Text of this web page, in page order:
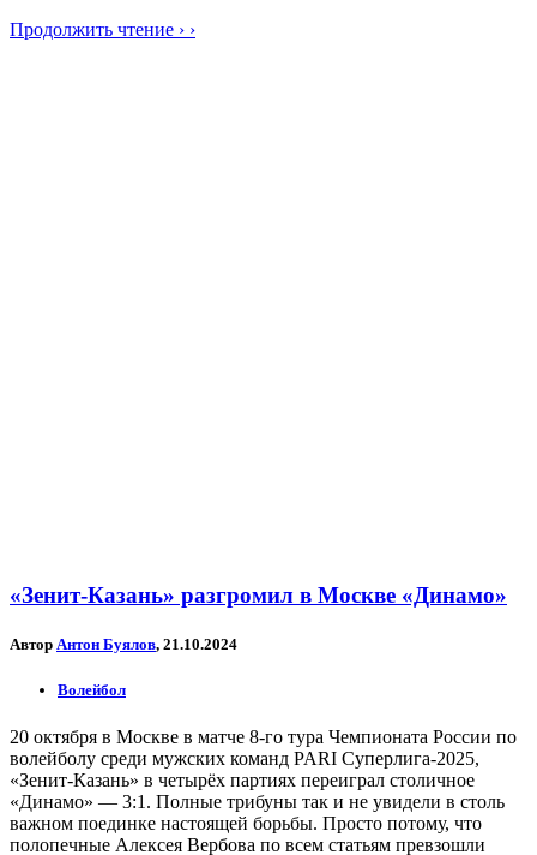
Продолжить чтение › ›
«Зенит-Казань» разгромил в Москве «Динамо»
Автор Антон Буялов, 21.10.2024
Волейбол
20 октября в Москве в матче 8-го тура Чемпионата России по
волейболу среди мужских команд PARI Суперлига-2025,
«Зенит-Казань» в четырёх партиях переиграл столичное
«Динамо» — 3:1. Полные трибуны так и не увидели в столь
важном поединке настоящей борьбы. Просто потому, что
полопечные Алексея Вербова по всем статьям превзошли